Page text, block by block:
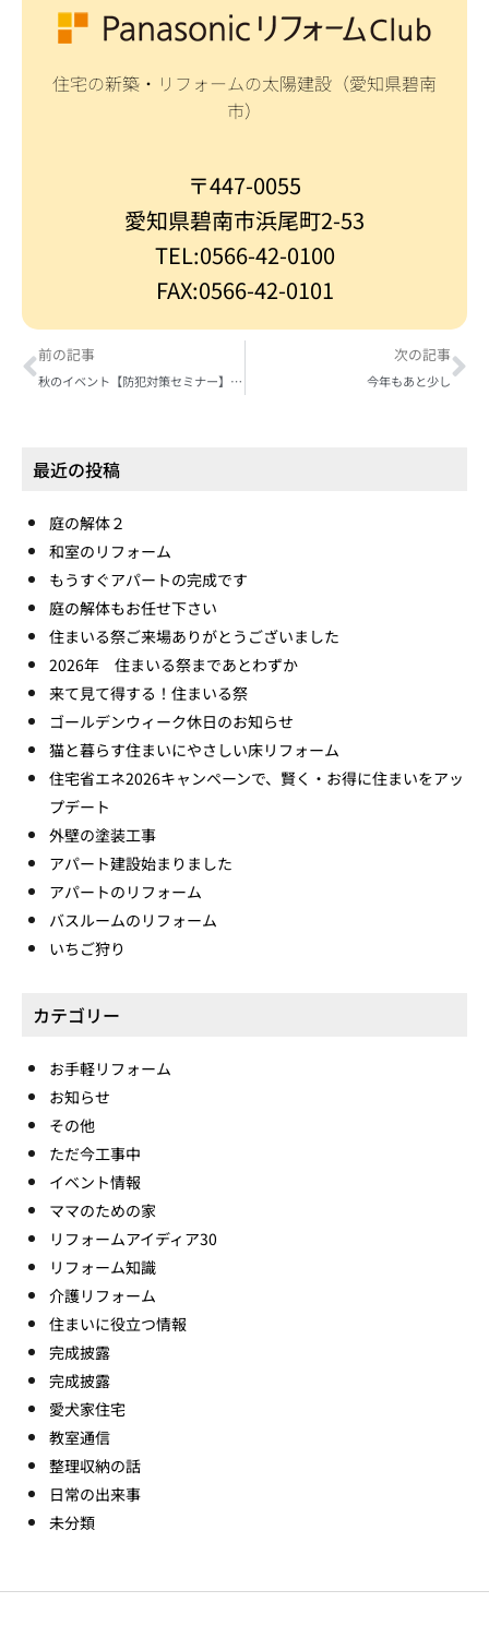
住宅の新築・リフォームの太陽建設（愛知県碧南
市）
〒447-0055
愛知県碧南市浜尾町2-53
TEL:0566-42-0100
FAX:0566-42-0101
前の記事
秋のイベント【防犯対策セミナー】のご案内
次の記事
今年もあと少し
最近の投稿
庭の解体２
和室のリフォーム
もうすぐアパートの完成です
庭の解体もお任せ下さい
住まいる祭ご来場ありがとうございました
2026年 住まいる祭まであとわずか
来て見て得する！住まいる祭
ゴールデンウィーク休日のお知らせ
猫と暮らす住まいにやさしい床リフォーム
住宅省エネ2026キャンペーンで、賢く・お得に住まいをアッ
プデート
外壁の塗装工事
アパート建設始まりました
アパートのリフォーム
バスルームのリフォーム
いちご狩り
カテゴリー
お手軽リフォーム
お知らせ
その他
ただ今工事中
イベント情報
ママのための家
リフォームアイディア30
リフォーム知識
介護リフォーム
住まいに役立つ情報
完成披露
完成披露
愛犬家住宅
教室通信
整理収納の話
日常の出来事
未分類